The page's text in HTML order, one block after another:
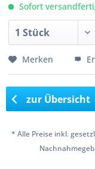
Sofort
Merken
zur Übersicht
* Alle Preise inkl.